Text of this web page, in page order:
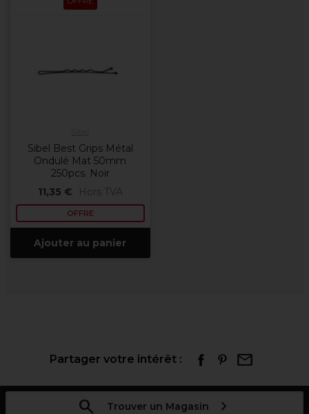
Sibel Best Grips Métal
Ondulé Mat 50mm
250pcs. Noir
11,35 €
Hors TVA
OFFRE
Ajouter au panier
Partager votre intérêt :
Trouver un Magasin